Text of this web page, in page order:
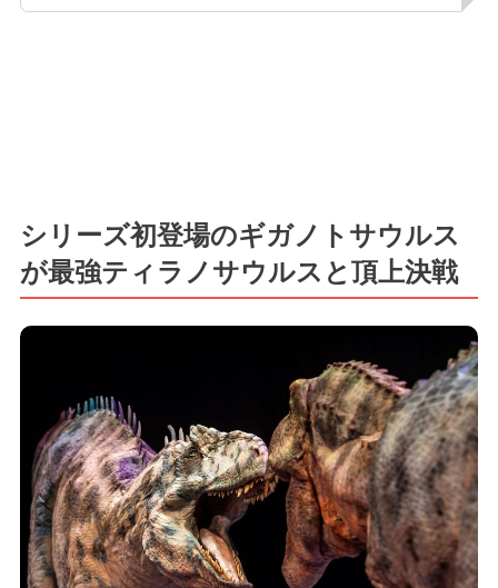
シリーズ初登場のギガノトサウルス
が最強ティラノサウルスと頂上決戦